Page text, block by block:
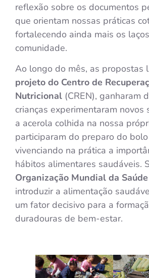
reflexão sobre os documentos
que orientam nossas práticas
fortalecendo ainda mais os
comunidade.
Ao longo do mês, as propostas
projeto do Centro de
Nutricional (CREN), ganharam
crianças experimentaram novos
a acerola colhida na nossa
participaram do preparo do
vivenciando na prática a
hábitos alimentares saudáveis.
Organização Mundial da Saúde
introduzir a alimentação
um fator decisivo para a
duradouras de bem-estar.